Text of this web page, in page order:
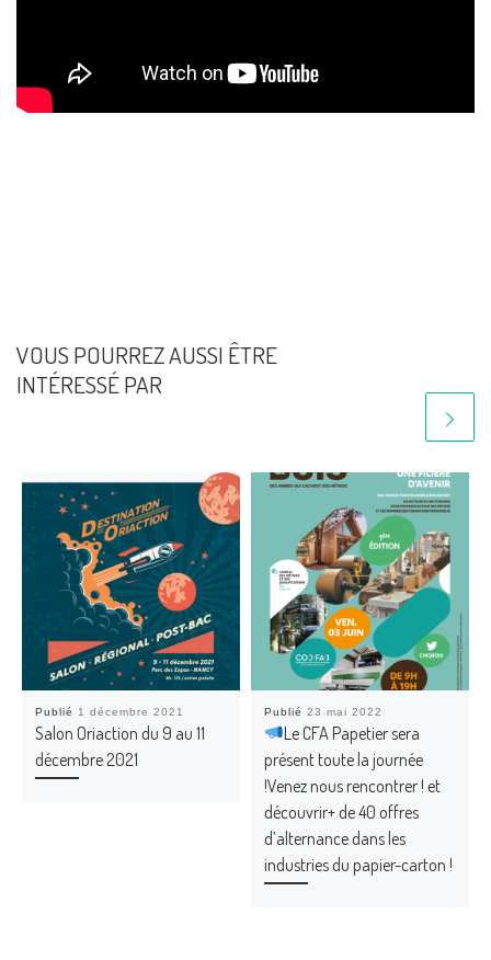
VOUS POURREZ AUSSI ÊTRE
INTÉRESSÉ PAR
Publié 1 décembre 2021
Salon Oriaction du 9 au 11
décembre 2021
Publié 23 mai 2022
Le CFA Papetier sera
présent toute la journée
!Venez nous rencontrer ! et
découvrir+ de 40 offres
d’alternance dans les
industries du papier-carton !